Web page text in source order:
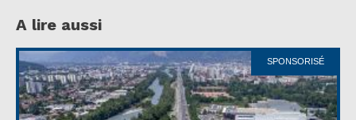
A lire aussi
SPONSORISÉ